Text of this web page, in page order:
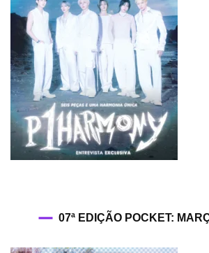
07ª EDIÇÃO POCKET: